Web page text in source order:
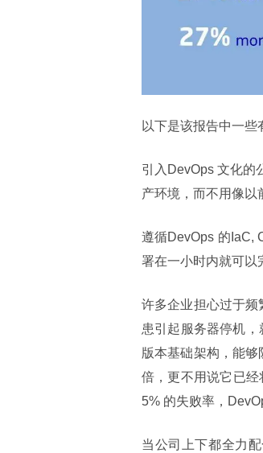
以下是该报告中一些
引入DevOps 文化的
产环境，而不用像以
遵循DevOps 的IaC,
署在一小时内就可以
许多企业担心过于
患引起服务器停机
版本基础架构，能
倍，更不用说它已
5% 的失败率，
当公司上下都全力